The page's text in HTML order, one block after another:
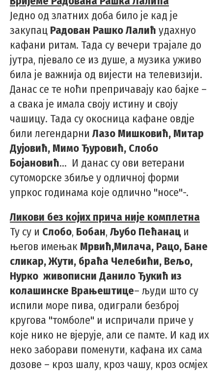
Једно од златних доба било је кад је
закупац Радован Рашко Лалић удахнуо
кафани ритам. Тада су вечери трајале до
јутра, пјевало се из душе, а музика уживо
била је важнија од вијести на телевизији.
Данас се те ноћи препричавају као бајке –
а свака је имала своју истину и своју
чашицу. Тада су окосница кафане овдје
били легендарни Лазо Мишковић, Митар
Дујовић, Мимо Ђуровић, Слобо
Бојановић... И данас су ови ветерани
сутоморске збиље у одличној форми
упркос годинама које одлично "носе"-.
Ликови без којих прича није комплетна
Ту су и Слобо, Бобан, Љубо Пећанац и
његов имењак Мрвић,Милача, Рацо, Бане
сликар, Жути, браћа Челебићи, Вељо,
Нурко живописни Данило Ђукић из
колашинске Врањештице– људи што су
испили море пива, одиграли безброј
кругова "томболе" и испричали приче у
које нико не вјерује, али се памте. И кад их
неко заборави поменути, кафана их сама
дозове – кроз шалу, кроз чашу, кроз осмјех